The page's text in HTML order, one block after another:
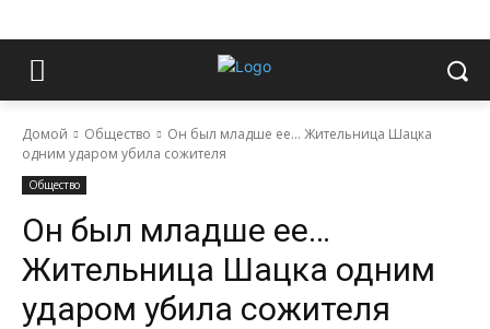
Домой Общество
Он был младше ее… Жительница Шацка
одним ударом убила сожителя
Общество
Он был младше ее…
Жительница Шацка одним
ударом убила сожителя